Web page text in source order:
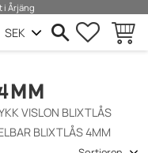
i Årjäng
VISLON BLIXTLÅS
BLIXTLÅS 4MM
Sortierung auswählen